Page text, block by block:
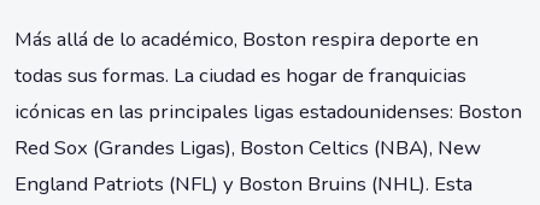
Más allá de lo académico, Boston respira deporte en
todas sus formas. La ciudad es hogar de franquicias
icónicas en las principales ligas estadounidenses: Boston
Red Sox (Grandes Ligas), Boston Celtics (NBA), New
England Patriots (NFL) y Boston Bruins (NHL). Esta